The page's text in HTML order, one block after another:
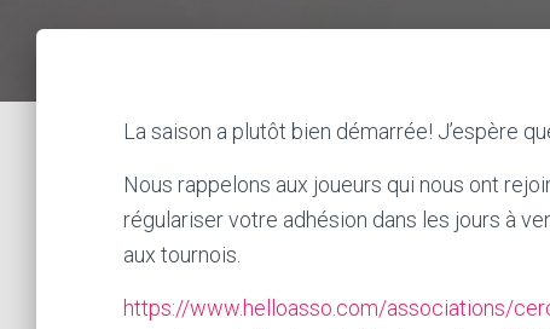
La saison a plutôt bien démarrée! J’espère
Nous rappelons aux joueurs qui nous ont
régulariser votre adhésion dans les jours à
aux tournois.
https://www.helloasso.com/associations/